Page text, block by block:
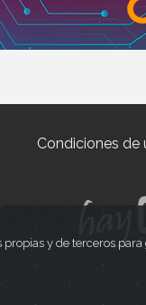
Condiciones de
propias y de terceros